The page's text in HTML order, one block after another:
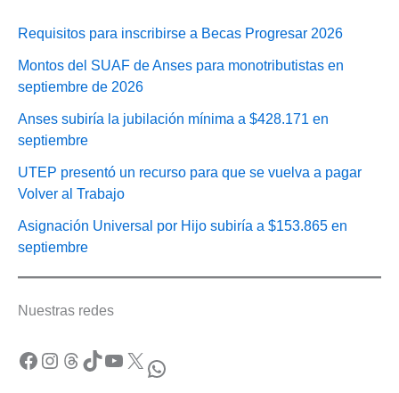
Requisitos para inscribirse a Becas Progresar 2026
Montos del SUAF de Anses para monotributistas en
septiembre de 2026
Anses subiría la jubilación mínima a $428.171 en
septiembre
UTEP presentó un recurso para que se vuelva a pagar
Volver al Trabajo
Asignación Universal por Hijo subiría a $153.865 en
septiembre
Nuestras redes
Facebook Instagram Threads TikTok YouTube X WhatsApp